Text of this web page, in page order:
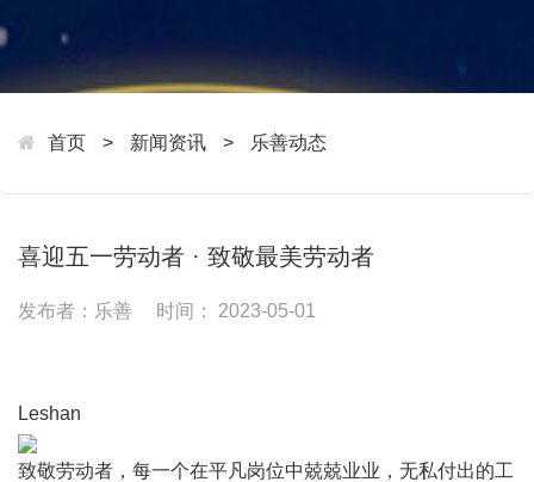
首页 > 新闻资讯 > 乐善动态
喜迎五一劳动者 · 致敬最美劳动者
发布者：乐善 时间： 2023-05-01
Leshan
致敬劳动者，每一个在平凡岗位中兢兢业业，无私付出的工